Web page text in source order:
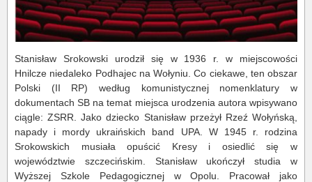
Stanisław Srokowski urodził się w 1936 r. w miejscowości
Hnilcze niedaleko Podhajec na Wołyniu. Co ciekawe, ten obszar
Polski (II RP) według komunistycznej nomenklatury w
dokumentach SB na temat miejsca urodzenia autora wpisywano
ciągle: ZSRR. Jako dziecko Stanisław przeżył Rzeź Wołyńską,
napady i mordy ukraińskich band UPA. W 1945 r. rodzina
Srokowskich musiała opuścić Kresy i osiedlić się w
województwie szczecińskim. Stanisław ukończył studia w
Wyższej Szkole Pedagogicznej w Opolu. Pracował jako